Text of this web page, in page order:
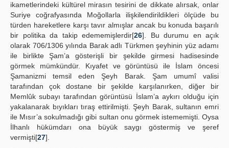
ikametlerindeki kültürel mirasın tesirini de dikkate alırsak, onlar
Suriye coğrafyasında Moğollarla ilişkilendirildikleri ölçüde bu
türden hareketlere karşı tavır almışlar ancak bu konuda başarılı
bir politika da takip edememişlerdir[26]. Bu durumu en açık
olarak 706/1306 yılında Barak adlı Türkmen şeyhinin yüz adamı
ile birlikte Şam’a gösterişli bir şekilde girmesi hadisesinde
görmek mümkündür. Kıyafet ve görüntüsü ile İslam öncesi
Şamanizmi temsil eden Şeyh Barak. Şam umumî valisi
tarafından çok dostane bir şekilde karşılanırken, diğer bir
Memlûk subayı tarafından görüntüsü İslam’a aykırı olduğu için
yakalanarak bıyıkları tıraş ettirilmişti. Şeyh Barak, sultanın emri
ile Mısır’a sokulmadığı gibi sultan onu görmek istememişti. Oysa
İlhanlı hükümdarı ona büyük saygı göstermiş ve şeref
vermişti[27].